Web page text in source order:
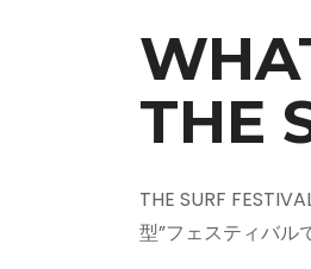
THE
THE SURF
型”フェスティバル